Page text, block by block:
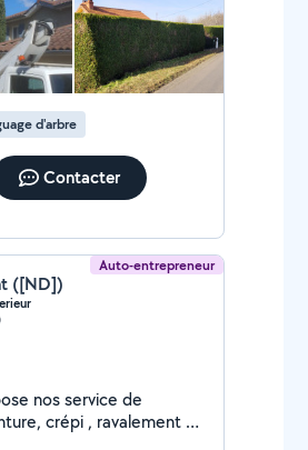
d'arbre
Contacter
Auto-entrepreneur
([ND])
crépi , ravalement de